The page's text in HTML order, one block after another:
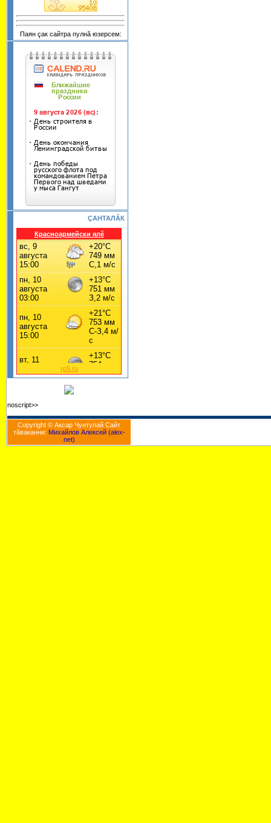
Паян çак сайтра пулнă юзерсем:
ÇАНТАЛĂК
Красноармейски ялĕ
rp5.ru
noscript>>
Copyright © Аксар Чунтупай Cайт
тăваканни: Михайлов Алексей (alex-
net)